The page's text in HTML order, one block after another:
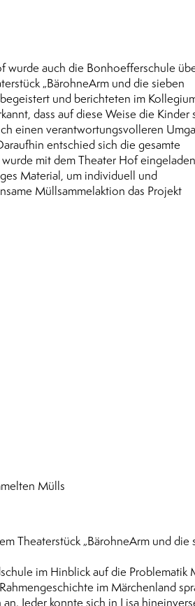
wurde auch die Bonhoefferschule
„BärohneArm und die sieben
und berichteten im
dass auf diese Weise die Kinder
einen verantwortungsvolleren
entschied sich die gesamte
mit dem Theater Hof
Material, um individuell und
Müllsammelaktion das Projekt
Mülls
Theaterstück „BärohneArm und die
im Hinblick auf die Problematik
im Märchenland
Jeder konnte sich in Lisa